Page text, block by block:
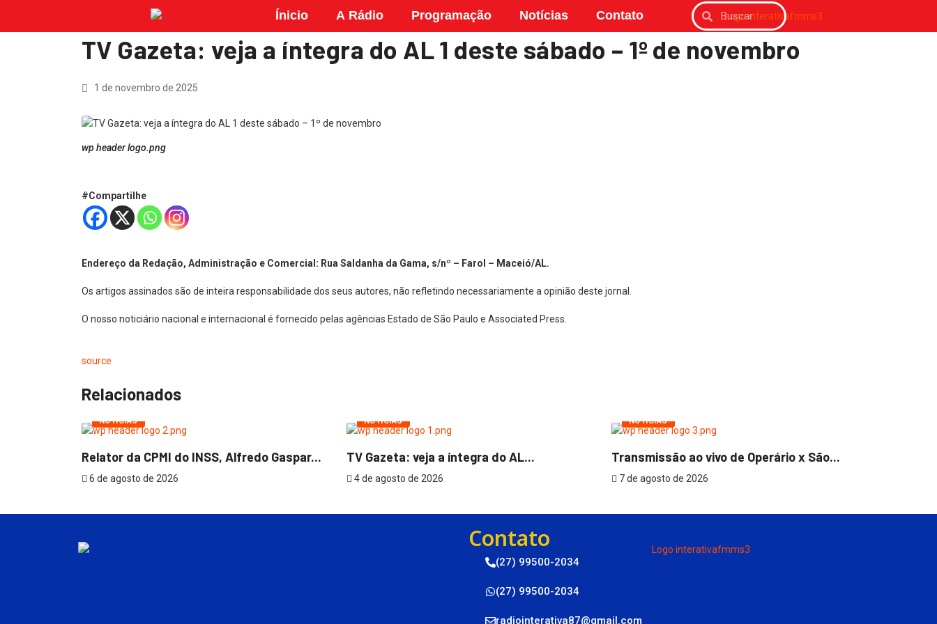
Ínicio A Rádio Programação Notícias Contato
TV Gazeta: veja a íntegra do AL 1 deste sábado – 1º de novembro
1 de novembro de 2025
wp header logo.png
#Compartilhe
Endereço da Redação, Administração e Comercial: Rua Saldanha da Gama, s/nº – Farol – Maceió/AL.
Os artigos assinados são de inteira responsabilidade dos seus autores, não refletindo necessariamente a opinião deste jornal.
O nosso noticiário nacional e internacional é fornecido pelas agências Estado de São Paulo e Associated Press.
source
Relacionados
NOTÍCIAS
Relator da CPMI do INSS, Alfredo Gaspar...
6 de agosto de 2026
NOTÍCIAS
TV Gazeta: veja a íntegra do AL...
4 de agosto de 2026
NOTÍCIAS
Transmissão ao vivo de Operário x São...
7 de agosto de 2026
Contato
(27) 99500-2034
(27) 99500-2034
radiointerativa87@gmail.com